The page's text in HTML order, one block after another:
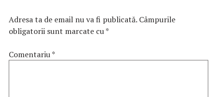
Adresa ta de email nu va fi publicată. Câmpurile
obligatorii sunt marcate cu*
Comentariu*